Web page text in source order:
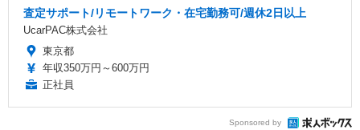
査定サポート/リモートワーク・在宅勤務可/週休2日以上
UcarPAC株式会社
東京都
年収350万円～600万円
正社員
Sponsored by